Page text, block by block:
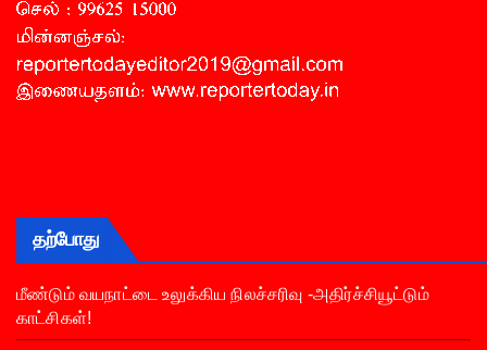
தற்போது
மீண்டும் வயநாட்டை உலுக்கிய நிலச்சரிவு -அதிர்ச்சியூட்டும்
காட்சிகள்!